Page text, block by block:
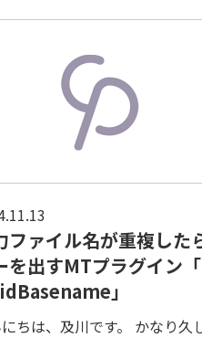
ファイル名が重複した
を出すMTプラグイン
」
ちは、及川です。 かなり久